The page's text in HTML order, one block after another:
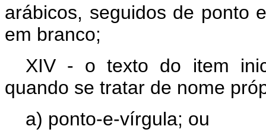
arábicos, seguidos de ponto
em branco;
XIV - o texto do item
quando se tratar de nome
a) ponto-e-vírgula; ou